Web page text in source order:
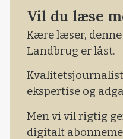
I DAGENS AVIS er et
artikel, hvor
af at blive bredt ud
danskere, end til
Vil du læse
Kære læser,
Landbrug er låst.
ekspertise og
Men vi vil rigtig
digitalt